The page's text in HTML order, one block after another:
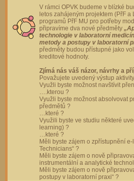
V rámci OPVK budeme v blízké
letos zahájeným projektem (PřF a
programů PřF MU pro potřeby
připravíme dva nové předměty
technologie v laboratorní
metody a postupy v laboratorní
předměty budou přístupné jako
kreditové hodnoty.
Zjímá nás váš názor, návrhy a
Považujete uvedený výstup
Využli byste možnost navštívit
….kterou ?
Využli byste možnost absolvovat
předmětů ?
…které ?
Využili byste ve studiu některé
learning) ?
…které ?
Měli byste zájem o zpřístupnění
Technicians“ ?
Měli byste zájem o nově
instrumentální a analytické
Měli byste zájem o nově
postupy v laboratorní praxi“ ?